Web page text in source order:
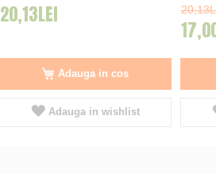
20,13LEI
Adauga in cos
Adauga in wishlist